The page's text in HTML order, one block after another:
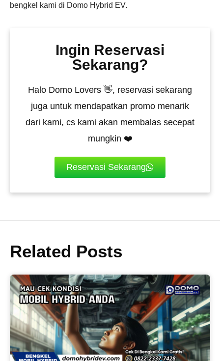
bengkel kami di Domo Hybrid EV.
Ingin Reservasi
Sekarang?
Halo Domo Lovers 👋, reservasi sekarang
juga untuk mendapatkan promo menarik
dari kami, cs kami akan membalas secepat
mungkin ❤️
Reservasi Sekarang
Related Posts